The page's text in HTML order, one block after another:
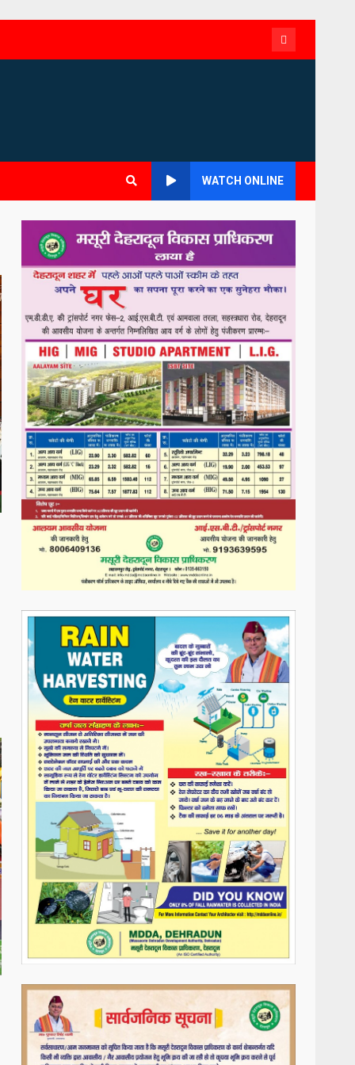
WATCH ONLINE